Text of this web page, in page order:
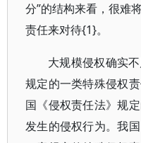
分”的结构来看，很难
责任来对待{1}。
大规模侵权确实
规定的一类特殊侵权
国《侵权责任法》规
发生的侵权行为。我